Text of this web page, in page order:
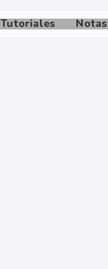
Tutoriales Notas